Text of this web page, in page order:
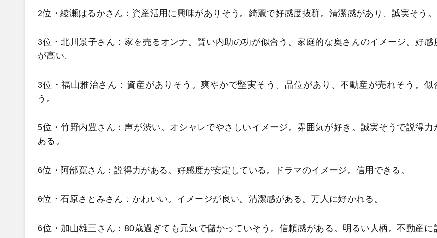
2位・綾瀬はるかさん：資産活用に興味がありそう。綺麗で好感度抜群。清潔感があり、誠実そう。
3位・北川景子さん：家を売るオンナ。賢い内助の功が似合う。家庭的な奥さんのイメージ。好感
が高い。
3位・福山雅治さん：資産がありそう。爽やかで堅実そう。品位があり、不動産が売れそう。似
う。
5位・竹野内豊さん：声が渋い。オシャレでやさしいイメージ。雰囲気が好き。誠実そうで説得力
ある。
6位・阿部寛さん：説得力がある。好感度が安定している。ドラマのイメージ。信用できる。
6位・石原さとみさん：かわいい。イメージが良い。清潔感がある。万人に好かれる。
6位・加山雄三さん：80歳過ぎても元気で儲かっていそう。信頼感がある。明るい人柄。不動産に